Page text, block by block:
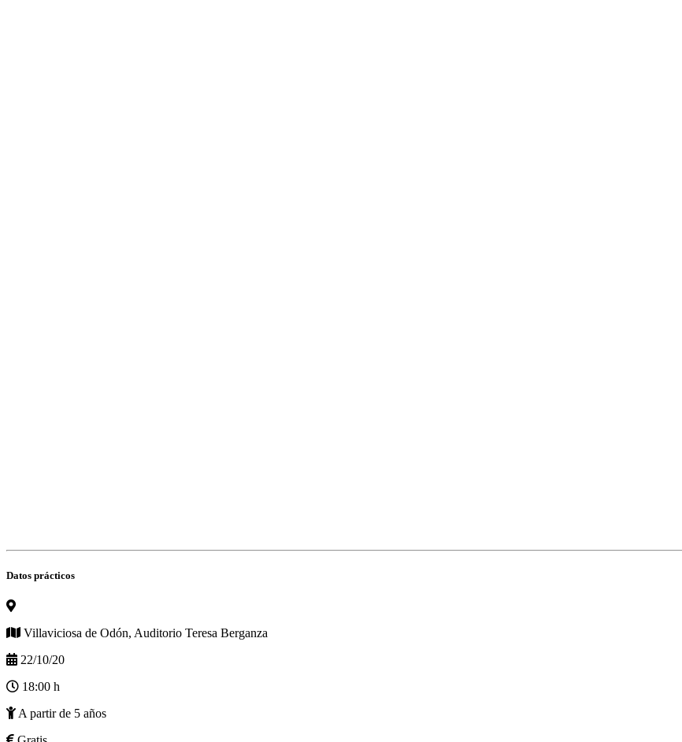
Datos prácticos
Villaviciosa de Odón, Auditorio Teresa Berganza
22/10/20
18:00 h
A partir de 5 años